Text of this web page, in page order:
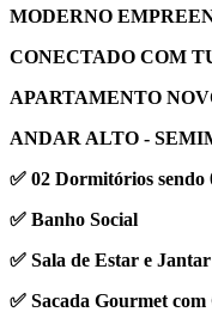
MODERNO
CONECTADO COM
APARTAMENTO
ANDAR ALTO -
✅ 02 Dormitórios sendo
✅ Banho Social
✅ Sala de Estar e Jantar
✅ Sacada Gourmet